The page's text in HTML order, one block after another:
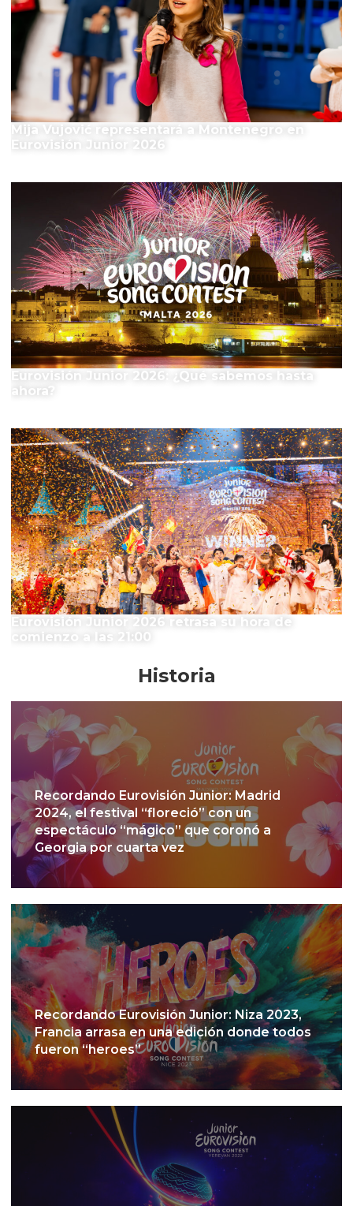
Mija Vujović representará a Montenegro en
Eurovisión Junior 2026
Eurovisión Junior 2026: ¿Qué sabemos hasta
ahora?
Eurovisión Junior 2026 retrasa su hora de
comienzo a las 21:00
Historia
Recordando Eurovisión Junior: Madrid
2024, el festival “floreció” con un
espectáculo “mágico” que coronó a
Georgia por cuarta vez
Recordando Eurovisión Junior: Niza 2023,
Francia arrasa en una edición donde todos
fueron “heroes”